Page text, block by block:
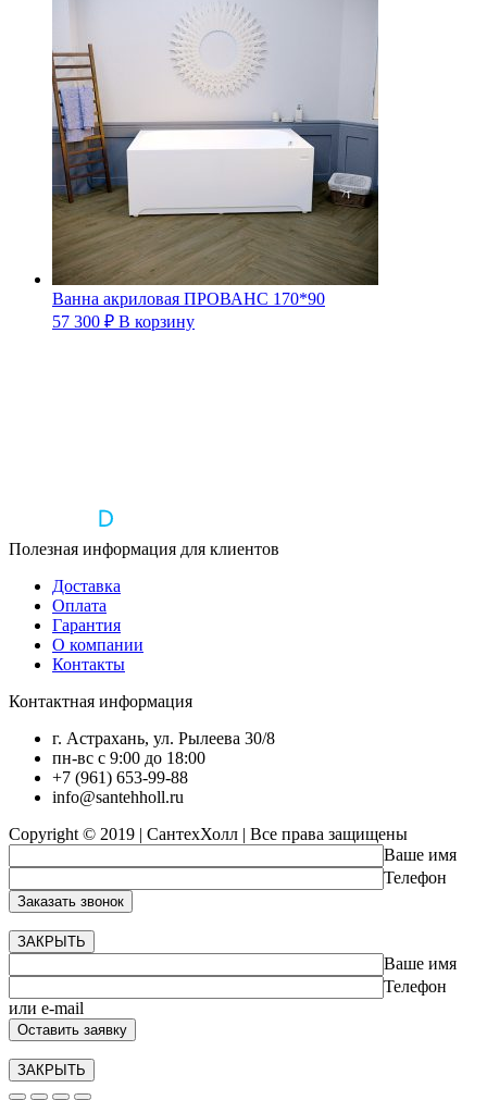
Ванна акриловая ПРОВАНС 170*90
57 300 ₽ В корзину
Полезная информация для клиентов
Доставка
Оплата
Гарантия
О компании
Контакты
Контактная информация
г. Астрахань, ул. Рылеева 30/8
пн-вс с 9:00 до 18:00
+7 (961) 653-99-88
info@santehholl.ru
Copyright © 2019 | СантехХолл | Все права защищены
Ваше имя
Телефон
ЗАКРЫТЬ
Ваше имя
Телефон
или e-mail
ЗАКРЫТЬ